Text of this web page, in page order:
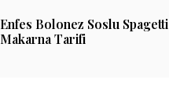
Enfes Bolonez Soslu Spagetti
Makarna Tarifi